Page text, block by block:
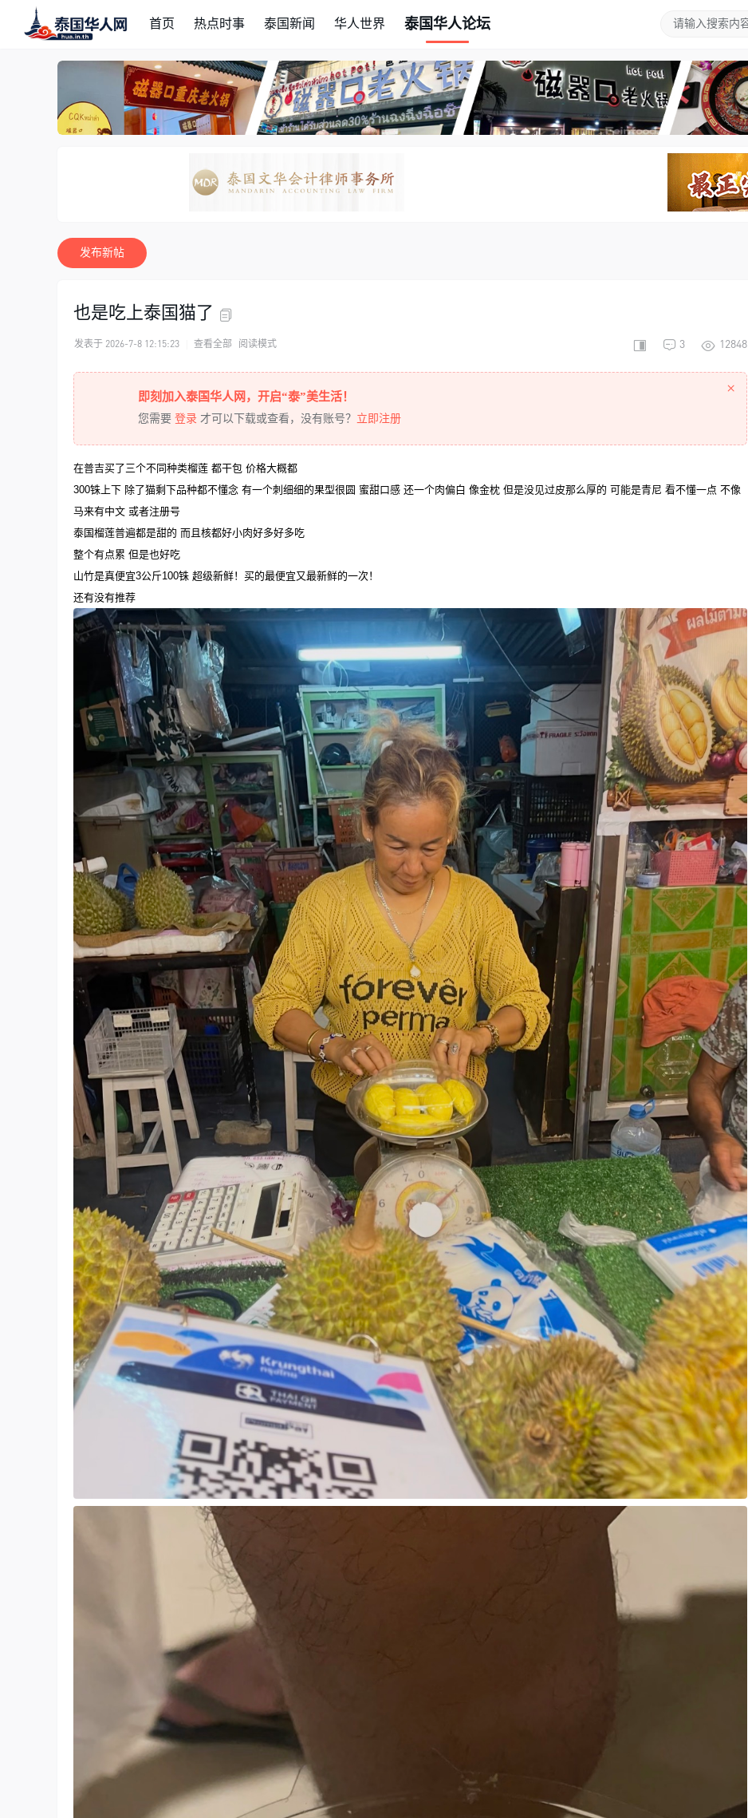
首页 热点时事 泰国新闻 华人世界 泰国华人论坛
发布新帖
也是吃上泰国猫了
12848
3
发表于 2026-7-8 12:15:23 查看全部 阅读模式
即刻加入泰国华人网，开启“泰”美生活！
您需要 登录 才可以下载或查看，没有账号？ 立即注册
×
在普吉买了三个不同种类榴莲 都干包 价格大概都
300铢上下 除了猫剩下品种都不懂念 有一个刺细细的果型很圆 蜜甜口感 还一个肉偏白 像金枕 但是没见过皮那么厚的 可能是青尼 看不懂一点 不像
马来有中文 或者注册号
泰国榴莲普遍都是甜的 而且核都好小肉好多好多吃
整个有点累 但是也好吃
山竹是真便宜3公斤100铢 超级新鲜！买的最便宜又最新鲜的一次！
还有没有推荐